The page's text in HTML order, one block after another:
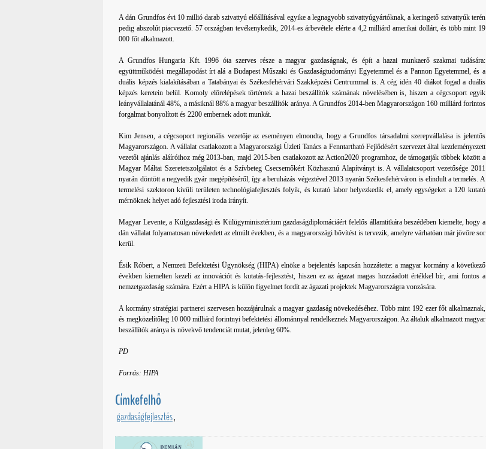
A dán Grundfos évi 10 millió darab szivattyú előállításával egyike a legnagyobb szivattyúgyártóknak, a keringető szivattyúk terén
pedig abszolút piacvezető. 57 országban tevékenykedik, 2014-es árbevétele elérte a 4,2 milliárd amerikai dollárt, és több mint 19
000 főt alkalmazott.
A Grundfos Hungaria Kft. 1996 óta szerves része a magyar gazdaságnak, és épít a hazai munkaerő szakmai tudására:
együttműködési megállapodást írt alá a Budapest Műszaki és Gazdaságtudományi Egyetemmel és a Pannon Egyetemmel, és a
duális képzés kialakításában a Tatabányai és Székesfehérvári Szakképzési Centrummal is. A cég idén 40 diákot fogad a duális
képzés keretein belül. Komoly előrelépések történtek a hazai beszállítók számának növelésében is, hiszen a cégcsoport egyik
leányvállalatánál 48%, a másiknál 88% a magyar beszállítók aránya. A Grundfos 2014-ben Magyarországon 160 milliárd forintos
forgalmat bonyolított és 2200 embernek adott munkát.
Kim Jensen, a cégcsoport regionális vezetője az eseményen elmondta, hogy a Grundfos társadalmi szerepvállalása is jelentős
Magyarországon. A vállalat csatlakozott a Magyarországi Üzleti Tanács a Fenntartható Fejlődésért szervezet által kezdeményezett
vezetői ajánlás aláíróihoz még 2013-ban, majd 2015-ben csatlakozott az Action2020 programhoz, de támogatják többek között a
Magyar Máltai Szeretetszolgálatot és a Szívbeteg Csecsemőkért Közhasznú Alapítványt is. A vállalatcsoport vezetősége 2011
nyarán döntött a negyedik gyár megépítéséről, így a beruházás végeztével 2013 nyarán Székesfehérváron is elindult a termelés. A
termelési szektoron kívüli területen technológiafejlesztés folyik, és kutató labor helyezkedik el, amely egységeket a 120 kutató
mérnöknek helyet adó fejlesztési iroda irányít.
Magyar Levente, a Külgazdasági és Külügyminisztérium gazdaságdiplomáciáért felelős államtitkára beszédében kiemelte, hogy a
dán vállalat folyamatosan növekedett az elmúlt években, és a magyarországi bővítést is tervezik, amelyre várhatóan már jövőre sor
kerül.
Ésik Róbert, a Nemzeti Befektetési Ügynökség (HIPA) elnöke a bejelentés kapcsán hozzátette: a magyar kormány a következő
években kiemelten kezeli az innovációt és kutatás-fejlesztést, hiszen ez az ágazat magas hozzáadott értékkel bír, ami fontos a
nemzetgazdaság számára. Ezért a HIPA is külön figyelmet fordít az ágazati projektek Magyarországra vonzására.
A kormány stratégiai partnerei szervesen hozzájárulnak a magyar gazdaság növekedéséhez. Több mint 192 ezer főt alkalmaznak,
és megközelítőleg 10 000 milliárd forintnyi befektetési állománnyal rendelkeznek Magyarországon. Az általuk alkalmazott magyar
beszállítók aránya is növekvő tendenciát mutat, jelenleg 60%.
PD
Forrás: HIPA
Címkefelhő
gazdaságfejlesztés,